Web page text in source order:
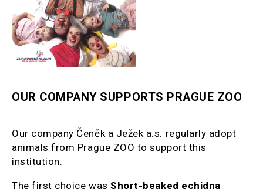
OUR COMPANY SUPPORTS PRAGUE ZOO
Our company Čeněk a Ježek a.s. regularly adopt
animals from Prague ZOO to support this
institution.
The first choice wasShort-beaked echidna